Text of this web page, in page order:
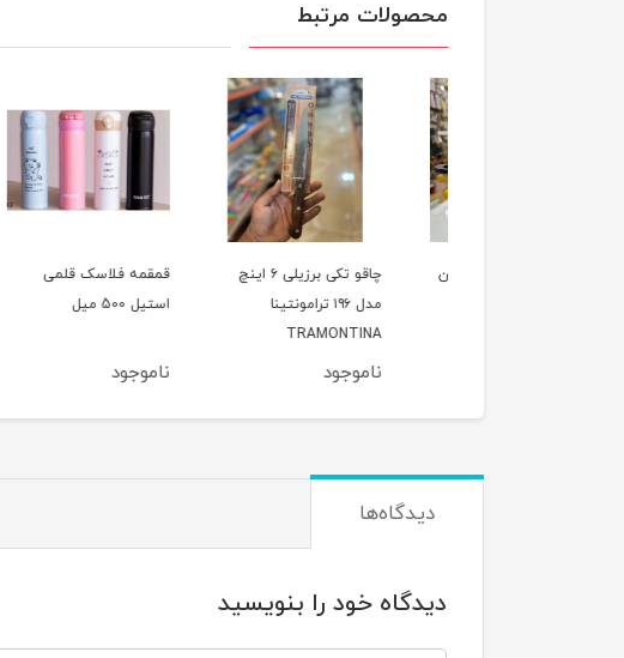
محصولات مرتبط
چاقو تکی برزیلی ۶ اینچ
مدل ۱۹۶ ترامونتینا
TRAMONTINA
ناموجود
قمقمه فلاسک قلمی
ناموجود
دیدگاه‌ها
دیدگاه خود را بنویسید